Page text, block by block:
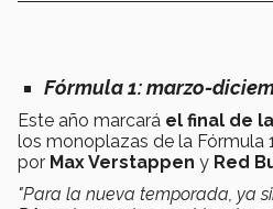
Fórmula 1:marzo-
Este año marcará el final de
los monoplazas de la Fórmula
por Max Verstappen y Red
"Para la nueva temporada, ya